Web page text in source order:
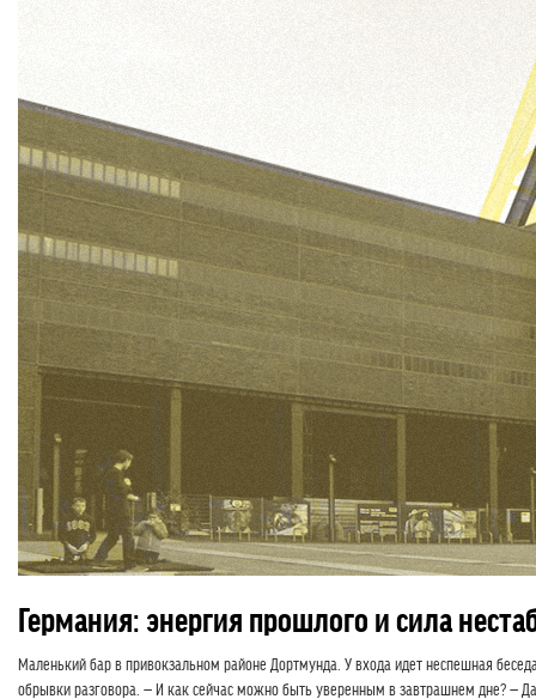
Германия: энергия прошлого и сила
Маленький бар в привокзальном районе Дортмунда. У входа идет неспешная
обрывки разговора. — И как сейчас можно быть уверенным в завтрашнем дне? —